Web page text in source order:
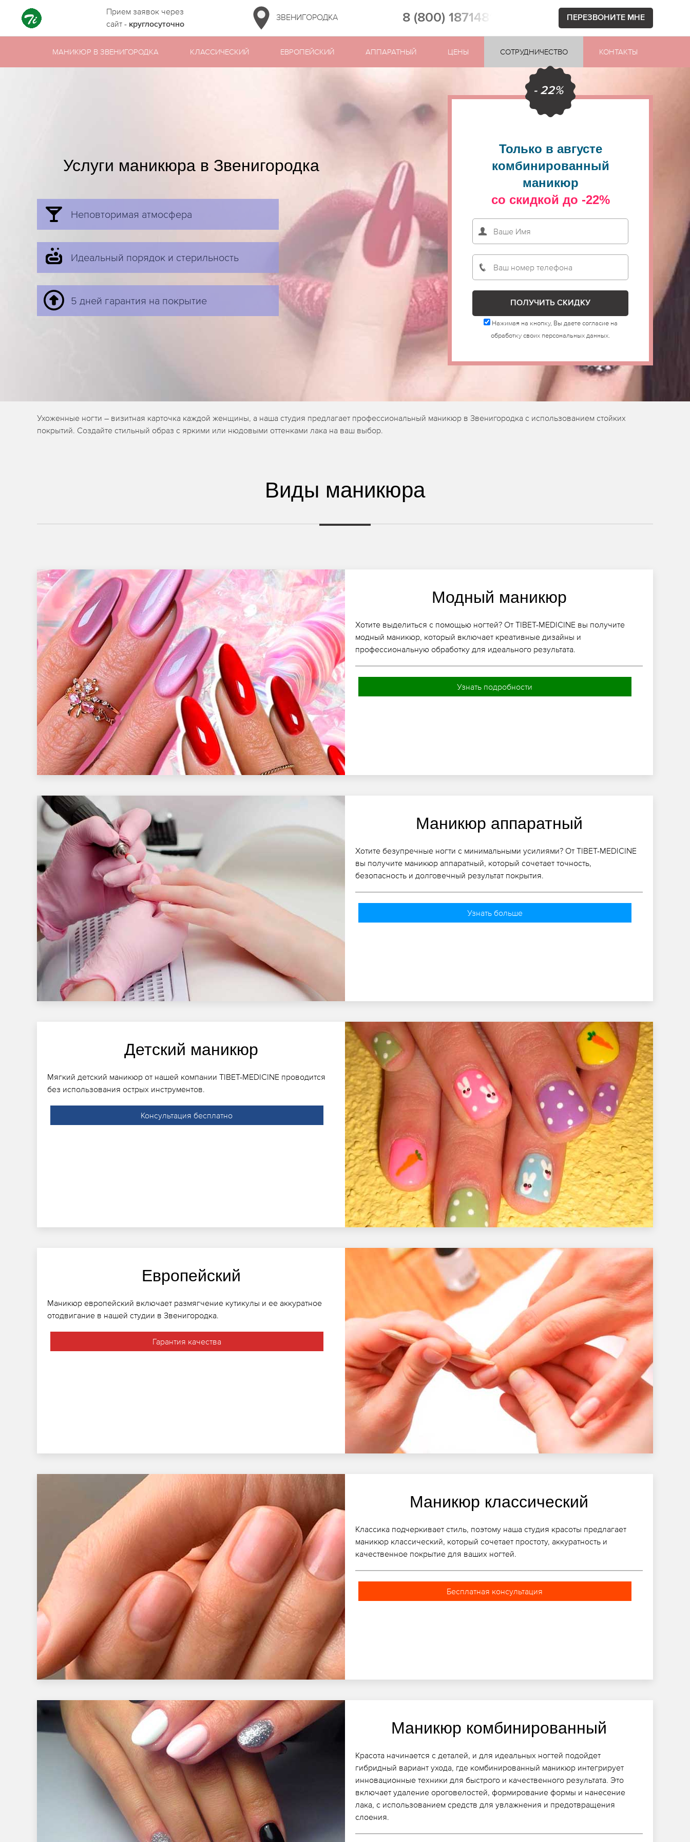
Прием заявок через
сайт - круглосуточно
ЗВЕНИГОРОДКА 8 (800) 1871481 ПЕРЕЗВОНИТЕ МНЕ
МАНИКЮР В ЗВЕНИГОРОДКА КЛАССИЧЕСКИЙ ЕВРОПЕЙСКИЙ АППАРАТНЫЙ ЦЕНЫ СОТРУДНИЧЕСТВО КОНТАКТЫ
Услуги маникюра в Звенигородка
Неповторимая атмосфера
Идеальный порядок и стерильность
5 дней гарантия на покрытие
- 22%
Только в августе
комбинированный
маникюр
со скидкой до -22%
Нажимая на кнопку, Вы даете согласие на
обработку своих персональных данных.
Ухоженные ногти – визитная карточка каждой женщины, а наша студия предлагает профессиональный маникюр в Звенигородка с использованием стойких
покрытий. Создайте стильный образ с яркими или нюдовыми оттенками лака на ваш выбор.
Виды маникюра
Модный маникюр
Хотите выделиться с помощью ногтей? От TIBET-MEDICINE вы получите
модный маникюр, который включает креативные дизайны и
профессиональную обработку для идеального результата.
Узнать подробности
Маникюр аппаратный
Хотите безупречные ногти с минимальными усилиями? От TIBET-MEDICINE
вы получите маникюр аппаратный, который сочетает точность,
безопасность и долговечный результат покрытия.
Узнать больше
Детский маникюр
Мягкий детский маникюр от нашей компании TIBET-MEDICINE проводится
без использования острых инструментов.
Консультация бесплатно
Европейский
Маникюр европейский включает размягчение кутикулы и ее аккуратное
отодвигание в нашей студии в Звенигородка.
Гарантия качества
Маникюр классический
Классика подчеркивает стиль, поэтому наша студия красоты предлагает
маникюр классический, который сочетает простоту, аккуратность и
качественное покрытие для ваших ногтей.
Бесплатная консультация
Маникюр комбинированный
Красота начинается с деталей, и для идеальных ногтей подойдет
гибридный вариант ухода, где комбинированный маникюр интегрирует
инновационные техники для быстрого и качественного результата. Это
включает удаление ороговелостей, формирование формы и нанесение
лака, с использованием средств для увлажнения и предотвращения
слоения.